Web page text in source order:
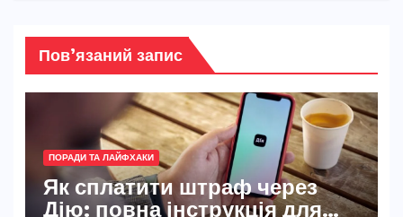
Пов’язаний запис
ПОРАДИ ТА ЛАЙФХАКИ
Як сплатити штраф через
Дію: повна інструкція для